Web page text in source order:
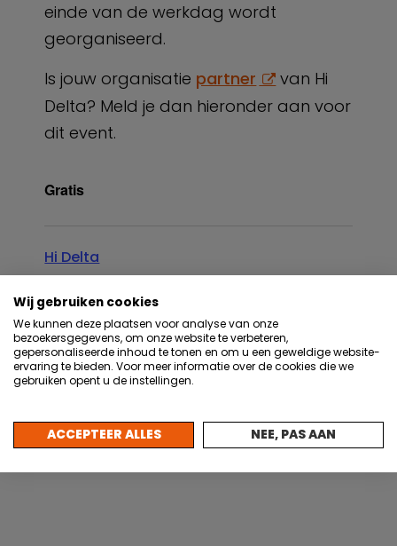
einde van de werkdag wordt
georganiseerd.
Is jouw organisatie partner
van Hi
Delta? Meld je dan hieronder aan voor
dit event.
Gratis
Hi Delta
Wij gebruiken cookies
We kunnen deze plaatsen voor analyse van onze
bezoekersgegevens, om onze website te verbeteren,
gepersonaliseerde inhoud te tonen en om u een geweldige website-
ervaring te bieden. Voor meer informatie over de cookies die we
gebruiken opent u de instellingen.
ACCEPTEER ALLES NEE, PAS AAN